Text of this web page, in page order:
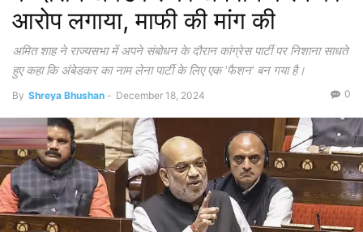
आरोप लगाया, माफी की मांग की
अमित शाह ने राज्यसभा में अपने संबोधन के दौरान कांग्रेस पार्टी पर निशाना साधते
हुए कहा कि अंबेडकर का नाम लेना पार्टी के लिए एक 'फैशन' बन गया है।
By Shreya Bhushan - December 18, 2024 0